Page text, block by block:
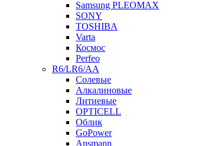
Samsung PLEOMAX
SONY
TOSHIBA
Varta
Космос
Perfeo
R6/LR6/AA
Солевые
Алкалиновые
Литиевые
OPTICELL
Облик
GoPower
Ansmann